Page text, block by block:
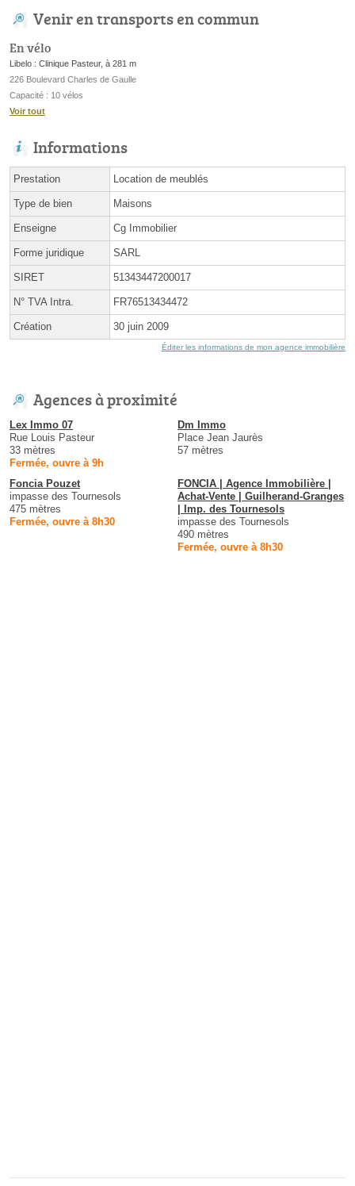
Venir en transports en commun
En vélo
Libelo : Clinique Pasteur, à 281 m
226 Boulevard Charles de Gaulle
Capacité : 10 vélos
Voir tout
Informations
Prestation Location de meublés
Type de bien Maisons
Enseigne Cg Immobilier
Forme juridique SARL
SIRET 51343447200017
N° TVA Intra. FR76513434472
Création 30 juin 2009
Éditer les informations de mon agence immobilière
Agences à proximité
Lex Immo 07
Rue Louis Pasteur
33 mètres
Fermée, ouvre à 9h
Dm Immo
Place Jean Jaurès
57 mètres
Foncia Pouzet
impasse des Tournesols
475 mètres
Fermée, ouvre à 8h30
FONCIA | Agence Immobilière |
Achat-Vente | Guilherand-Granges
| Imp. des Tournesols
impasse des Tournesols
490 mètres
Fermée, ouvre à 8h30